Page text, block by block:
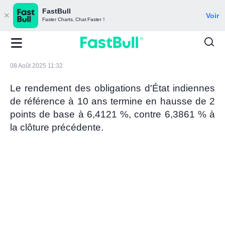
FastBull
Faster Charts, Chat Faster！ Voir
08 Août 2025 11:32
Le rendement des obligations d'État indiennes
de référence à 10 ans termine en hausse de 2
points de base à 6,4121 %, contre 6,3861 % à
la clôture précédente.